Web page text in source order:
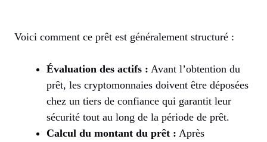
Voici comment ce prêt est généralement structuré :
Évaluation des actifs : Avant l’obtention du
prêt, les cryptomonnaies doivent être déposées
chez un tiers de confiance qui garantit leur
sécurité tout au long de la période de prêt.
Calcul du montant du prêt : Après